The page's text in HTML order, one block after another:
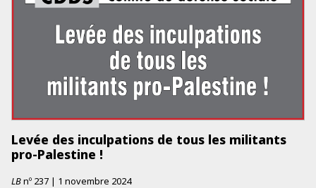
Levée des inculpations de tous les militants
pro-Palestine !
LBnº 237 | 1 novembre 2024